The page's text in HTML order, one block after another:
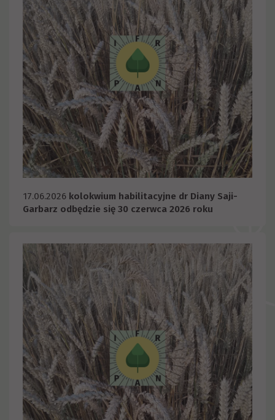
17.06.2026 kolokwium habilitacyjne dr Diany Saji-
Garbarz odbędzie się 30 czerwca 2026 roku